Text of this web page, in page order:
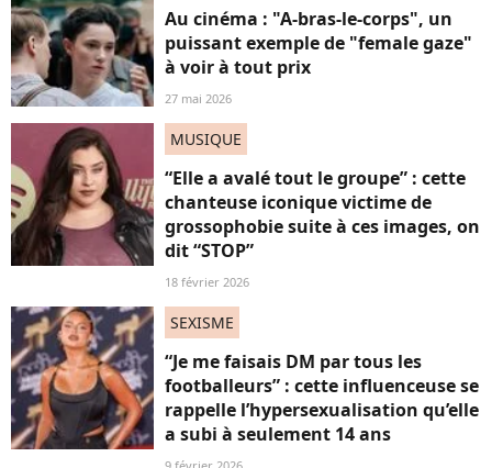
Au cinéma : "A-bras-le-corps", un
puissant exemple de "female gaze"
à voir à tout prix
27 mai 2026
MUSIQUE
“Elle a avalé tout le groupe” : cette
chanteuse iconique victime de
grossophobie suite à ces images, on
dit “STOP”
18 février 2026
SEXISME
“Je me faisais DM par tous les
footballeurs” : cette influenceuse se
rappelle l’hypersexualisation qu’elle
a subi à seulement 14 ans